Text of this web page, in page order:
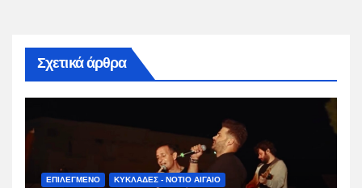
Σχετικά άρθρα
ΕΠΙΛΕΓΜΕΝΟ ΚΥΚΛΑΔΕΣ - ΝΟΤΙΟ ΑΙΓΑΙΟ